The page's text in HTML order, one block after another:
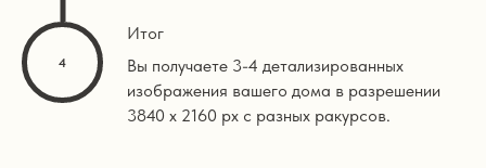
Итог
Вы получаете 3-4 детализированных
изображения вашего дома в разрешении
3840 х 2160 px с разных ракурсов.